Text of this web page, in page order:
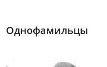
Однофамильцы